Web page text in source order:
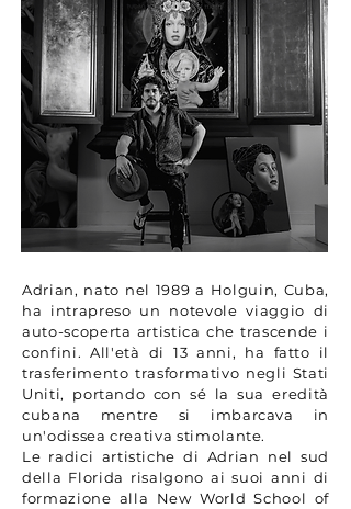
Adrian, nato nel 1989 a Holguin, Cuba,
ha intrapreso un notevole viaggio di
auto-scoperta artistica che trascende i
confini. All'età di 13 anni, ha fatto il
trasferimento trasformativo negli Stati
Uniti, portando con sé la sua eredità
cubana mentre si imbarcava in
un'odissea creativa stimolante.
Le radici artistiche di Adrian nel sud
della Florida risalgono ai suoi anni di
formazione alla New World School of